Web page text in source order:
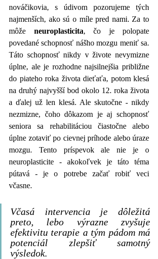
nováčikovia, s údivom pozorujeme tých
najmenších, ako sú o míle pred nami. Za to
môže neuroplasticita, čo je polopate
povedané schopnosť nášho mozgu meniť sa.
Táto schopnosť nikdy v živote nevymizne
úplne, ale je rozhodne najsilnejšia približne
do piateho roka života dieťaťa, potom klesá
na druhý najvyšší bod okolo 12. roka života
a ďalej už len klesá. Ale skutočne - nikdy
nezmizne, čoho dôkazom je aj schopnosť
seniora sa rehabilitáciou čiastočne alebo
úplne zotaviť po cievnej príhode alebo úraze
mozgu. Tento príspevok ale nie je o
neuroplasticite - akokoľvek je táto téma
pútavá - je o potrebe začať robiť veci
včasne.
Včasá intervencia je dôležitá
preto, lebo výrazne zvyšuje
efektivitu terapie a tým pádom má
potenciál zlepšiť samotný
výsledok.